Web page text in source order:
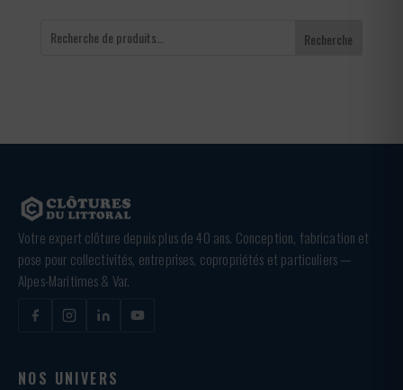
Recherche
Votre expert clôture depuis plus de 40 ans. Conception, fabrication et
pose pour collectivités, entreprises, copropriétés et particuliers —
Alpes-Maritimes & Var.
NOS UNIVERS